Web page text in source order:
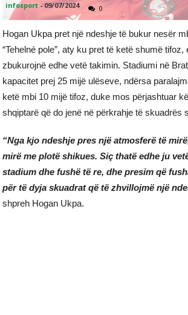
infosport - 09/07/2024 0
Hogan Ukpa pret një ndeshje të bukur nesër
“Tehelné pole”, aty ku pret të ketë shumë tifoz,
zbukurojnë edhe vetë takimin. Stadiumi në
kapacitet prej 25 mijë ulëseve, ndërsa
ketë mbi 10 mijë tifoz, duke mos përjashtuar
shqiptarë që do jenë në përkrahje të skuadrës
“Nga kjo ndeshje pres një atmosferë të
mirë me plotë shikues. Siç thatë edhe ju
stadium dhe fushë të re, dhe presim që
për të dyja skuadrat që të zhvillojmë një
shpreh Hogan Ukpa.